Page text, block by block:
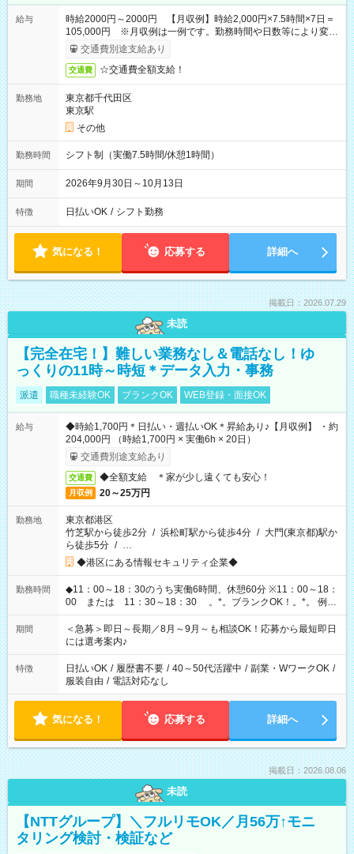
給与
時給2000円～2000円 【月収例】時給2,000円×7.5時間×7日＝
105,000円 ※月収例は一例です。勤務時間や日数等により変動
いたします。
交通費別途支給あり
交通費 ☆交通費全額支給！
勤務地
東京都千代田区
東京駅
その他
勤務時間 シフト制（実働7.5時間/休憩1時間）
期間 2026年9月30日～10月13日
特徴 日払いOK / シフト勤務
気になる！ 応募する 詳細へ
掲載日：2026.07.29
未読
【完全在宅！】難しい業務なし＆電話なし！ゆ
っくりの11時～時短＊データ入力・事務
派遣 職種未経験OK ブランクOK WEB登録・面接OK
給与
◆時給1,700円＊日払い・週払いOK＊昇給あり♪【月収例】 ・約
204,000円 （時給1,700円 × 実働6h × 20日）
交通費別途支給あり
交通費 ◆全額支給 ＊家が少し遠くても安心！
月収例 20～25万円
勤務地
東京都港区
竹芝駅から徒歩2分 / 浜松町駅から徒歩4分 / 大門(東京都)駅か
ら徒歩5分 / …
◆港区にある情報セキュリティ企業◆
勤務時間
◆11：00～18：30のうち実働6時間、休憩60分 ※11：00～18：
00 または 11：30～18：30 。*。ブランクOK！。*。 例え
ば前職が、 在宅/財団法人/事務/コールセンター/受付/販売/カフェ
スタッフ スイーツ販売/ホテルフロント/化粧品販売/など 様々な
業界から入社して活躍されています♪
期間
＜急募＞即日～長期／8月～9月～も相談OK！応募から最短即日
には選考案内♪
特徴 日払いOK / 履歴書不要 / 40～50代活躍中 / 副業・WワークOK /
服装自由 / 電話対応なし
気になる！ 応募する 詳細へ
掲載日：2026.08.06
未読
【NTTグループ】＼フルリモOK／月56万↑モニ
タリング検討・検証など